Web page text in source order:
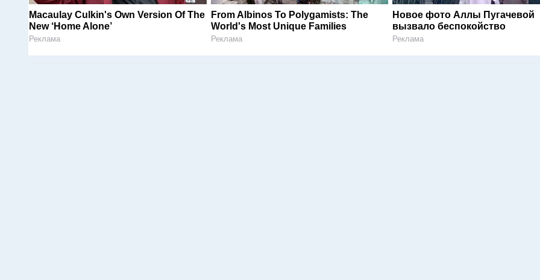
Macaulay Culkin's Own Version Of The
New ‘Home Alone’
Реклама
From Albinos To Polygamists: The
World's Most Unique Families
Реклама
Новое фото Аллы Пугачевой
вызвало беспокойство
Реклама